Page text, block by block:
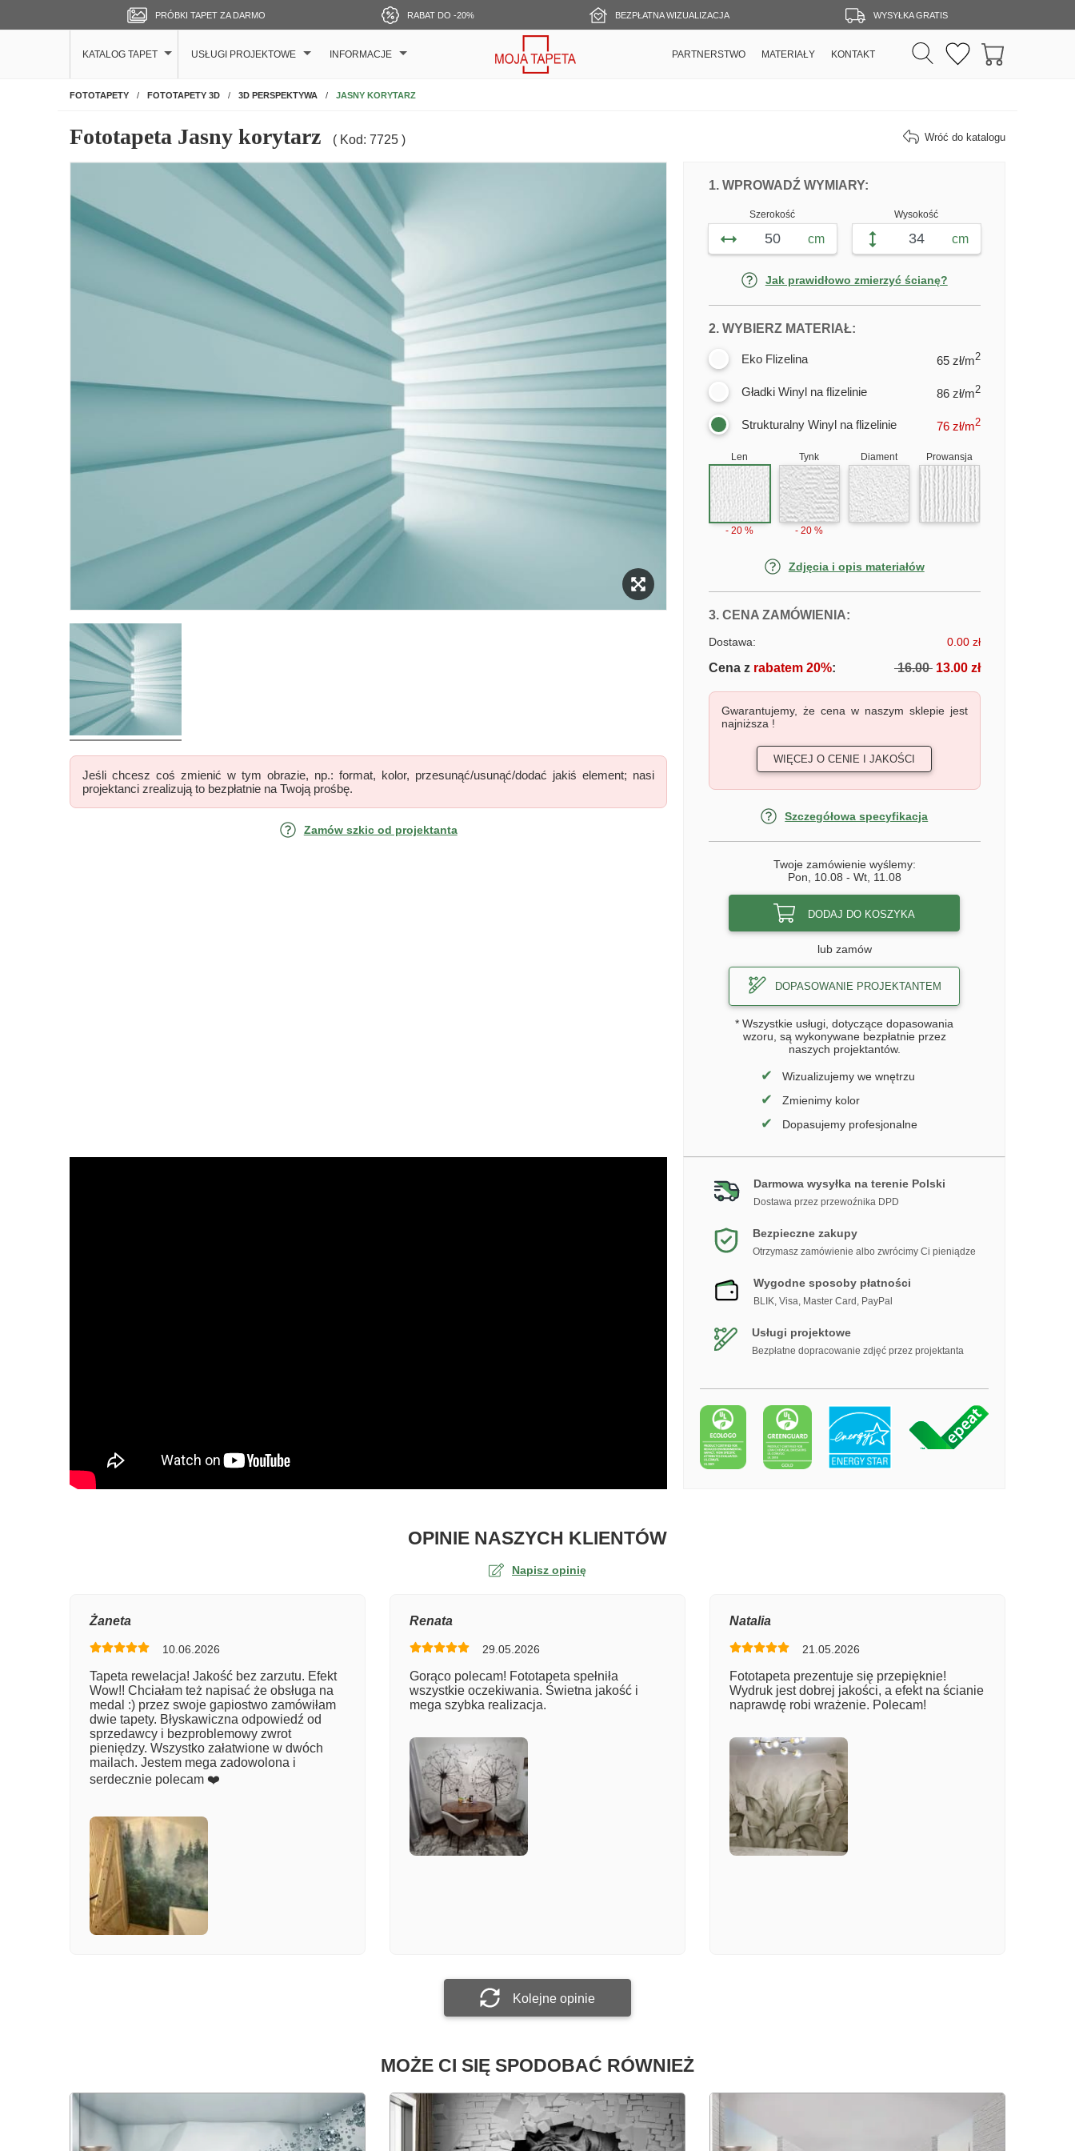
PRÓBKI TAPET ZA DARMO RABAT DO -20% BEZPŁATNA WIZUALIZACJA WYSYŁKA GRATIS
KATALOG TAPET USŁUGI PROJEKTOWE INFORMACJE PARTNERSTWO MATERIAŁY KONTAKT
FOTOTAPETYNA ŚCIANĘ
FOTOTAPETY 3D 3D PERSPEKTYWA JASNY KORYTARZ
Fototapeta Jasny korytarz ( Kod: 7725 ) Wróć do katalogu
Jeśli chcesz coś zmienić w tym obrazie, np.: format, kolor, przesunąć/usunąć/dodać jakiś element; nasi
projektanci zrealizują to bezpłatnie na Twoją prośbę.
Zamów szkic od projektanta
DOPASUJ FOTOTAPETĘ JASNY
1. WPROWADŹ WYMIARY:FOTOTAPETY JASNY KORYTARZ
Szerokość
cm
Wysokość
cm
Jak prawidłowo zmierzyć ścianę?
2. WYBIERZ MATERIAŁ:DLA FOTOTAPETY JASNY
Eko Flizelina 65 zł/m2
Gładki Winyl na flizelinie 86 zł/m2
Strukturalny Winyl na flizelinie 76zł/m2
Len
- 20 %
Tynk
- 20 %
Diament Prowansja
Zdjęcia i opis materiałów
3. CENA ZAMÓWIENIA:FOTOTAPETY JASNY KORYTARZ
Dostawa: 0.00 zł
Cena zrabatem 20%: 16.0013.00 zł
Gwarantujemy, że cena w naszym sklepie jest
najniższa !
WIĘCEJ O CENIE I JAKOŚCI
Szczegółowa specyfikacja
Twoje zamówienie wyślemy:
Pon, 10.08 - Wt, 11.08
DODAJ DO KOSZYKA
lub zamów
DOPASOWANIE PROJEKTANTEM
* Wszystkie usługi, dotyczące dopasowania
wzoru, są wykonywane bezpłatnie przez
naszych projektantów.
✔ Wizualizujemy we wnętrzu
✔ Zmienimy kolor
✔ Dopasujemy profesjonalne
Darmowa wysyłka na terenie Polski
Dostawa przez przewoźnika DPD
Bezpieczne zakupy
Otrzymasz zamówienie albo zwrócimy Ci pieniądze
Wygodne sposoby płatności
BLIK, Visa, Master Card, PayPal
Usługi projektowe
Bezpłatne dopracowanie zdjęć przez projektanta
OPINIE NASZYCH KLIENTÓWO TAPECIE JASNY KORYTARZ
Napisz opinię
Numer zamówienia
Załącz zdjęcie
Żaneta
10.06.2026
Tapeta rewelacja! Jakość bez zarzutu. Efekt
Wow!! Chciałam też napisać że obsługa na
medal :) przez swoje gapiostwo zamówiłam
dwie tapety. Błyskawiczna odpowiedź od
sprzedawcy i bezproblemowy zwrot
pieniędzy. Wszystko załatwione w dwóch
mailach. Jestem mega zadowolona i
serdecznie polecam ❤️
Renata
29.05.2026
Gorąco polecam! Fototapeta spełniła
wszystkie oczekiwania. Świetna jakość i
mega szybka realizacja.
Natalia
21.05.2026
Fototapeta prezentuje się przepięknie!
Wydruk jest dobrej jakości, a efekt na ścianie
naprawdę robi wrażenie. Polecam!
Kolejne opinie
MOŻE CI SIĘ SPODOBAĆ RÓWNIEŻ